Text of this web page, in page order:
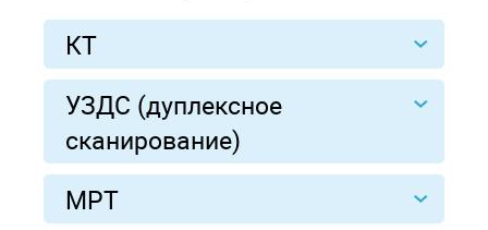
КТ
УЗДС (дуплексное
сканирование)
МРТ